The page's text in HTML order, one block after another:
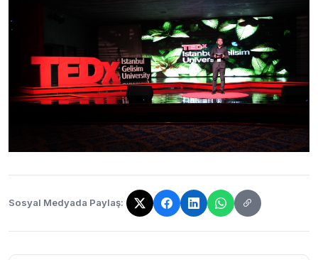
Sosyal Medyada Paylaş:
Bağlantı kopyalandı!